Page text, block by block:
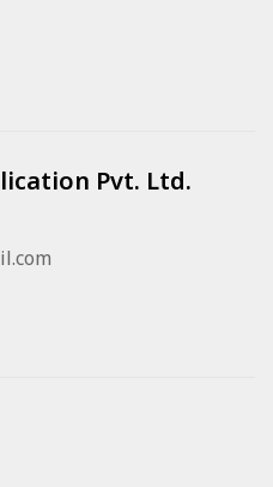
Pvt. Ltd.